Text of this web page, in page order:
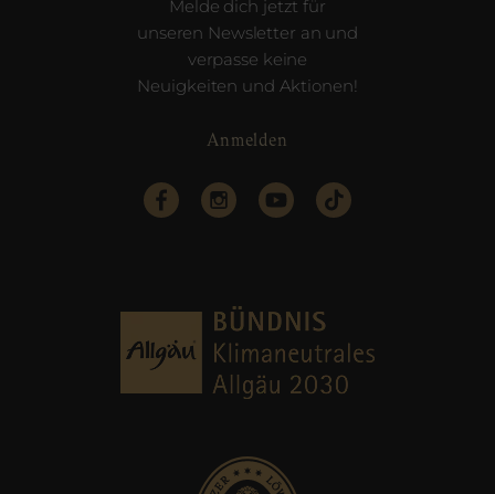
Melde dich jetzt für
unseren Newsletter an und
verpasse keine
Neuigkeiten und Aktionen!
Anmelden